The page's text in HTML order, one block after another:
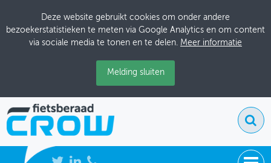
Deze website gebruikt cookies om onder andere
bezoekerstatistieken te meten via Google Analytics en om content
via sociale media te tonen en te delen. Meer informatie
Melding sluiten